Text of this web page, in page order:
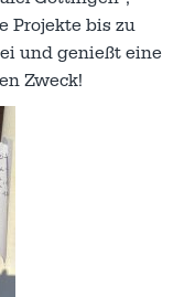
Projekte bis zu
und genießt eine
Zweck!